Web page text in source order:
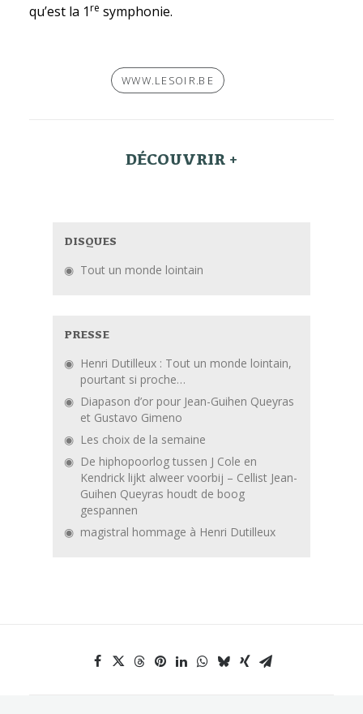
qu’est la 1re symphonie.
WWW.LESOIR.BE
DÉCOUVRIR +
DISQUES
Tout un monde lointain
PRESSE
Henri Dutilleux : Tout un monde lointain,
pourtant si proche…
Diapason d’or pour Jean-Guihen Queyras
et Gustavo Gimeno
Les choix de la semaine
De hiphopoorlog tussen J Cole en
Kendrick lijkt alweer voorbij – Cellist Jean-
Guihen Queyras houdt de boog
gespannen
magistral hommage à Henri Dutilleux